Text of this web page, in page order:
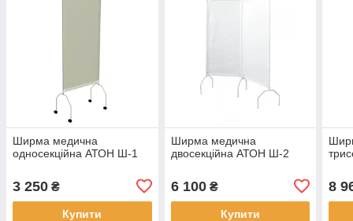
Ширма медична
односекційна АТОН Ш-1
3 250 ₴
Купити
Ширма медична
двосекційна АТОН Ш-2
6 100₴
Купити
8